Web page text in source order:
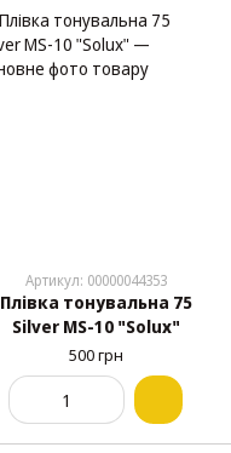
Артикул: 00000044353
Плівка тонувальна 75
Silver MS-10 "Solux"
500 грн